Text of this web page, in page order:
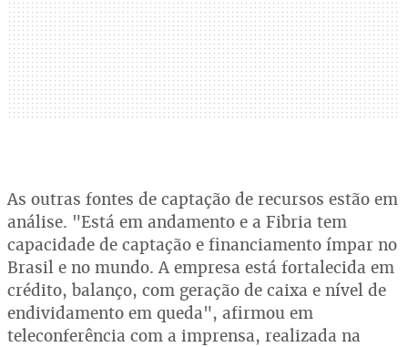
As outras fontes de captação de recursos estão em
análise. "Está em andamento e a Fibria tem
capacidade de captação e financiamento ímpar no
Brasil e no mundo. A empresa está fortalecida em
crédito, balanço, com geração de caixa e nível de
endividamento em queda", afirmou em
teleconferência com a imprensa, realizada na